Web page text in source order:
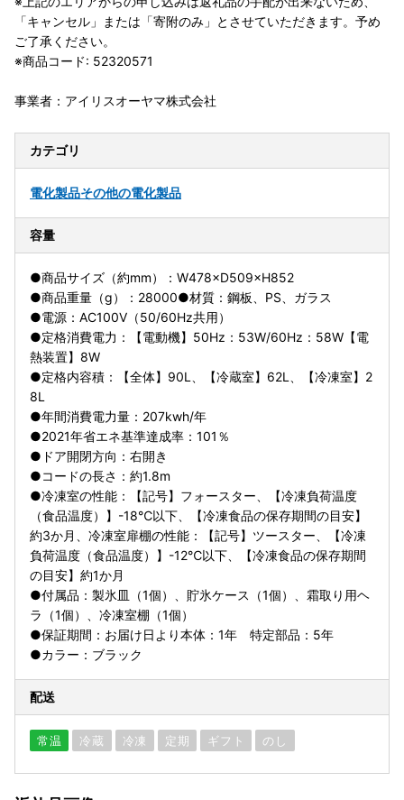
「キャンセル」または「寄附のみ」とさせていただきます。予め
ご了承ください。
※商品コード: 52320571
事業者：アイリスオーヤマ株式会社
カテゴリ
電化製品その他の電化製品
容量
●商品サイズ（約mm）：W478×D509×H852
●商品重量（g）：28000●材質：鋼板、PS、ガラス
●電源：AC100V（50/60Hz共用）
●定格消費電力：【電動機】50Hz：53W/60Hz：58W【電
熱装置】8W
●定格内容積：【全体】90L、【冷蔵室】62L、【冷凍室】2
8L
●年間消費電力量：207kwh/年
●2021年省エネ基準達成率：101％
●ドア開閉方向：右開き
●コードの長さ：約1.8m
●冷凍室の性能：【記号】フォースター、【冷凍負荷温度
（食品温度）】-18℃以下、【冷凍食品の保存期間の目安】
約3か月、冷凍室扉棚の性能：【記号】ツースター、【冷凍
負荷温度（食品温度）】-12℃以下、【冷凍食品の保存期間
の目安】約1か月
●付属品：製氷皿（1個）、貯氷ケース（1個）、霜取り用ヘ
ラ（1個）、冷凍室棚（1個）
●保証期間：お届け日より本体：1年 特定部品：5年
●カラー：ブラック
配送
常温 冷蔵 冷凍 定期 ギフト のし